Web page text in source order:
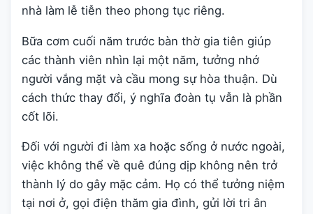
nhà làm lễ tiễn theo phong tục riêng.
Bữa cơm cuối năm trước bàn thờ gia tiên giúp
các thành viên nhìn lại một năm, tưởng nhớ
người vắng mặt và cầu mong sự hòa thuận. Dù
cách thức thay đổi, ý nghĩa đoàn tụ vẫn là phần
cốt lõi.
Đối với người đi làm xa hoặc sống ở nước ngoài,
việc không thể về quê đúng dịp không nên trở
thành lý do gây mặc cảm. Họ có thể tưởng niệm
tại nơi ở, gọi điện thăm gia đình, gửi lời tri ân